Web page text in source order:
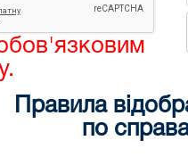
Правила
по